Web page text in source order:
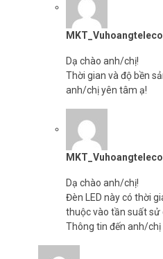
Dạ chào anh/chị!
Thời gian và độ bền
anh/chị yên tâm ạ!
Dạ chào anh/chị!
Đèn LED này có thời
thuộc vào tần suất sử
Thông tin đến anh/chị